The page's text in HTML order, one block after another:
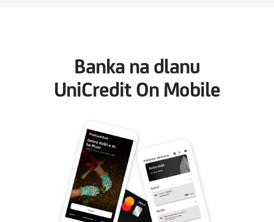
Banka na dlanu
UniCredit On Mobile